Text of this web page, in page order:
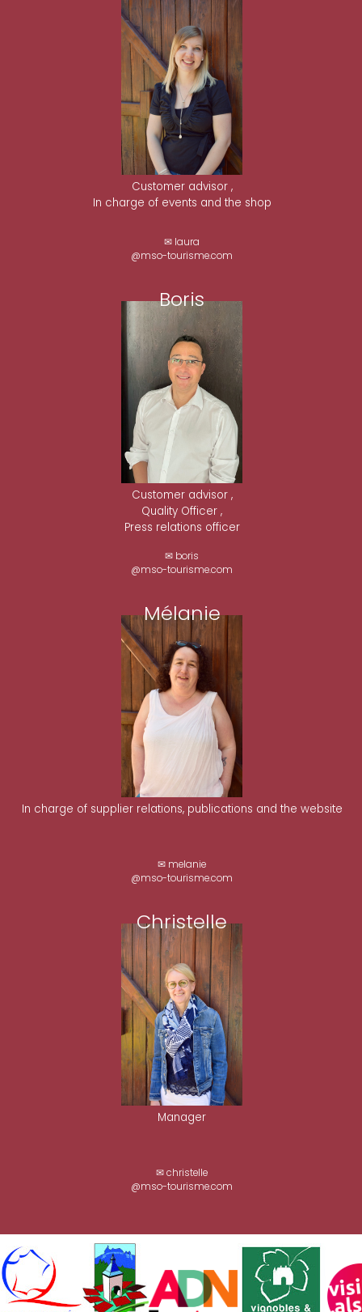
Customer advisor ,
In charge of events and the shop
✉ laura
@mso-tourisme.com
Boris
Customer advisor ,
Quality Officer ,
Press relations officer
✉ boris
@mso-tourisme.com
Mélanie
In charge of supplier relations, publications and the website
✉ melanie
@mso-tourisme.com
Christelle
Manager
✉ christelle
@mso-tourisme.com